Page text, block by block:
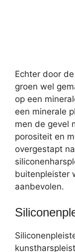
Echter door
groen wel
op een
een minerale
men de gevel
porositeit en
overgestapt
buitenpleister
aanbevolen.